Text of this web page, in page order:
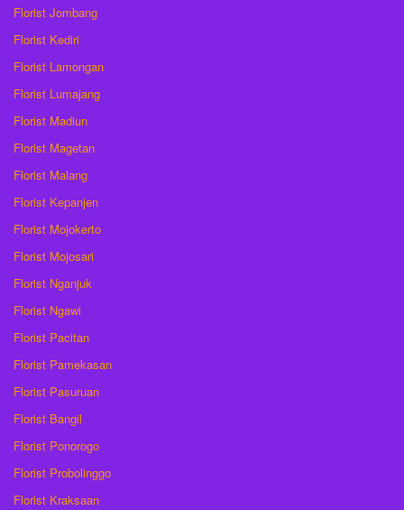
Florist Jombang
Florist Kediri
Florist Lamongan
Florist Lumajang
Florist Madiun
Florist Magetan
Florist Malang
Florist Kepanjen
Florist Mojokerto
Florist Mojosari
Florist Nganjuk
Florist Ngawi
Florist Pacitan
Florist Pamekasan
Florist Pasuruan
Florist Bangil
Florist Ponorogo
Florist Probolinggo
Florist Kraksaan